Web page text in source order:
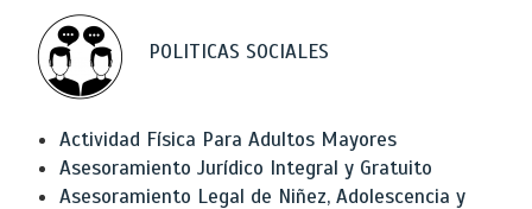
POLITICAS SOCIALES
Actividad Física Para Adultos Mayores
Asesoramiento Jurídico Integral y Gratuito
Asesoramiento Legal de Niñez, Adolescencia y